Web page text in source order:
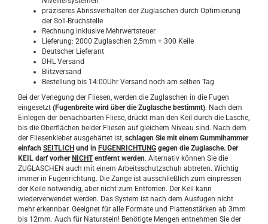
präziseres Abrissverhalten der Zuglaschen durch Optimierung
der Soll-Bruchstelle
Rechnung inklusive Mehrwertsteuer
Lieferung: 2000 Zuglaschen 2,5mm + 300 Keile
Deutscher Lieferant
DHL Versand
Blitzversand
Bestellung bis 14:00Uhr Versand noch am selben Tag
Bei der Verlegung der Fliesen, werden die Zuglaschen in die Fugen
eingesetzt (Fugenbreite wird über die Zuglasche bestimmt). Nach dem
Einlegen der benachbarten Fliese, drückt man den Keil durch die Lasche,
bis die Oberflächen beider Fliesen auf gleichem Niveau sind. Nach dem
der Fliesenkleber ausgehärtet ist, schlagen Sie mit einem Gummihammer
einfach SEITLICH und in FUGENRICHTUNG gegen die Zuglasche. Der
KEIL darf vorher NICHTentfernt werden. Alternativ können Sie die
ZUGLASCHEN auch mit einem Arbeitsschutzschuh abtreten. Wichtig
immer in Fugenrichtung. Die Zange ist ausschließlich zum einpressen
der Keile notwendig, aber nicht zum Entfernen. Der Keil kann
wiederverwendet werden. Das System ist nach dem Ausfugen nicht
mehr erkennbar. Geeignet für alle Formate und Plattenstärken ab 3mm
bis 12mm. Auch für Naturstein! Benötigte Mengen entnehmen Sie der